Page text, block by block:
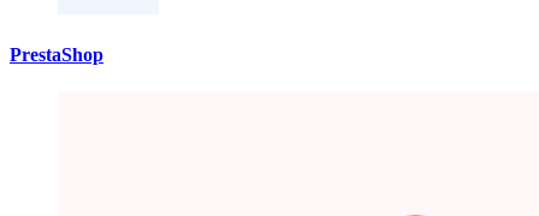
PrestaShop